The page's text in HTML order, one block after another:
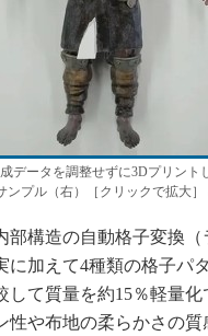
データを調整せずに3Dプリント
ンプル（右）［クリックで拡大
構造の自動格子変換（
に加えて4種類の格子パ
して質量を約15％軽量
性や布地の柔らかさの